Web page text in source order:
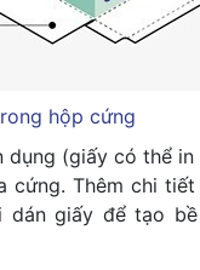
hộp cứng
dụng (giấy có thể
cứng. Thêm chi tiết
giấy để tạo bề